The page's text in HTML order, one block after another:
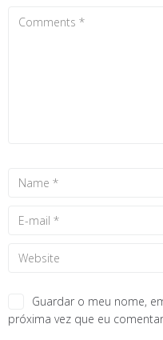
Guardar o meu nome,
próxima vez que eu